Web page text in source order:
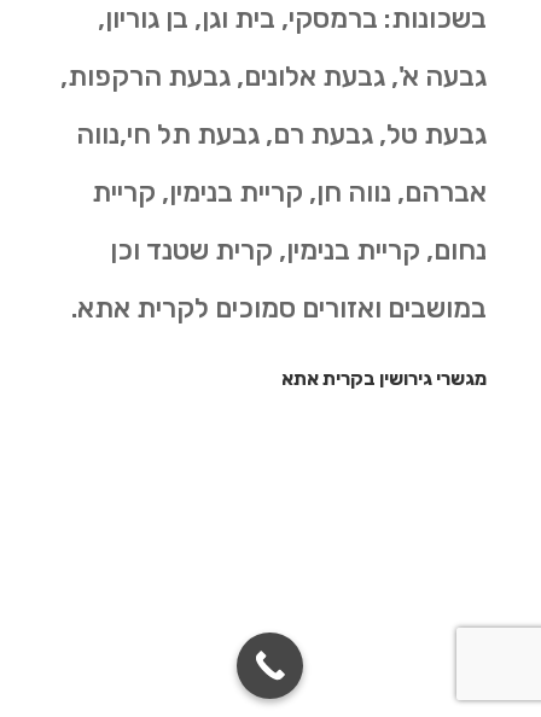
בשכונות: ברמסקי, בית וגן, בן גוריון,
גבעה א', גבעת אלונים, גבעת הרקפות,
גבעת טל, גבעת רם, גבעת תל חי,נווה
אברהם, נווה חן, קריית בנימין, קריית
נחום, קריית בנימין, קרית שטנד וכן
במושבים ואזורים סמוכים לקרית אתא.
מגשרי גירושין בקרית אתא